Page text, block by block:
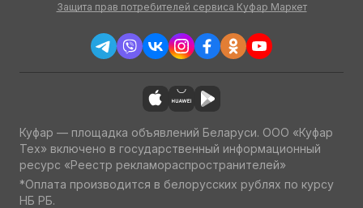
Защита прав потребителей сервиса Куфар Маркет
Куфар — площадка объявлений Беларуси. ООО «Куфар
Тех» включено в государственный информационный
ресурс «Реестр рекламораспространителей»
*Оплата производится в белорусских рублях по курсу
НБ РБ.